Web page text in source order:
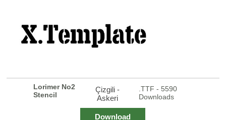
Lorimer No2
Stencil
Çizgili -
Askeri
.TTF - 5590
Downloads
Download